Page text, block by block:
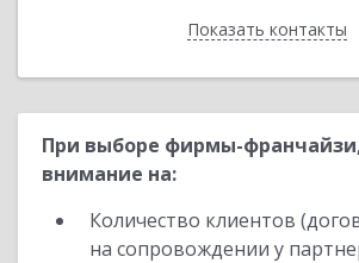
Показать контакты
Назад
При выборе фирмы-
внимание на:
Количество клиентов
на сопровождении у